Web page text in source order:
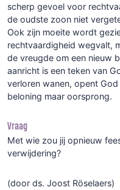
scherp gevoel voor
de oudste zoon niet
Ook zijn moeite wordt
rechtvaardigheid wegvalt,
de vreugde om een nieuw
aanricht is een teken van
verloren wanen, opent
beloning maar oorsprong.
Vraag
Met wie zou jij opnieuw
verwijdering?
(door ds. Joost Röselaers)